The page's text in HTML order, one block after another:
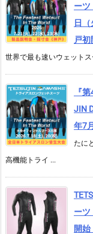
ーツ
日
戸
世界で最も速いウェット
『
JIN
年7
たに
高機能トライ ...
ー
開始